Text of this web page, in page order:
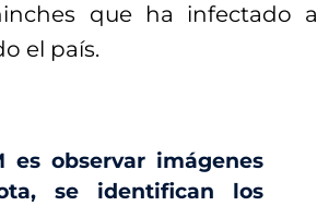
que ha infectado a
el país.
es observar imágenes
se identifican los